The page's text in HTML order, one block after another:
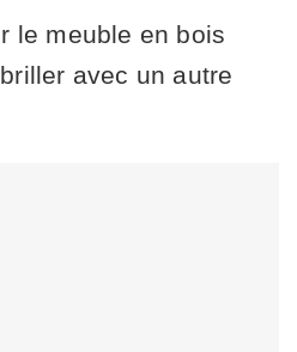
le meuble en bois
avec un autre